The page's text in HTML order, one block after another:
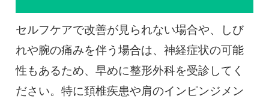
セルフケアで改善が見られない場合や、しび
れや腕の痛みを伴う場合は、神経症状の可能
性もあるため、早めに整形外科を受診してく
ださい。特に頚椎疾患や肩のインピンジメン